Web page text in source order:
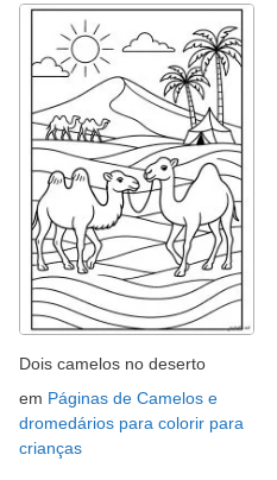
Dois camelos no deserto
em Páginas de Camelos e
dromedários para colorir para
crianças